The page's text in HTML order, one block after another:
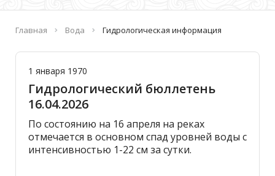
Главная Вода Гидрологическая информация
1 января 1970
Гидрологический бюллетень
16.04.2026
По состоянию на 16 апреля на реках
отмечается в основном спад уровней воды с
интенсивностью 1-22 см за сутки.